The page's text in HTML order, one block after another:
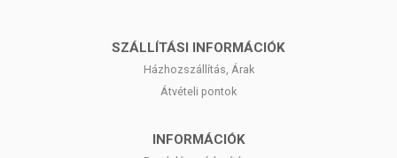
hatással rendelkezhetnek, amely egyénenként eltérő lehet, jelölésük,
megjelenítésük, és reklámozásuk során nem engedélyezett a
készítményeknek betegséget megelőző vagy gyógyító
A termék nem helyettesíti a kiegyensúlyozott, vegyes étrendet és az
SZÁLLÍTÁSI INFORMÁCIÓK
Házhozszállítás, Árak
Átvételi pontok
INFORMÁCIÓK